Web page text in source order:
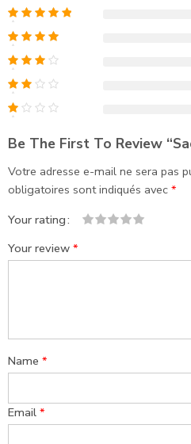
Be The First To Review
Votre adresse e-mail ne sera pas
obligatoires sont indiqués avec *
Your rating
Your review *
Name *
Email *